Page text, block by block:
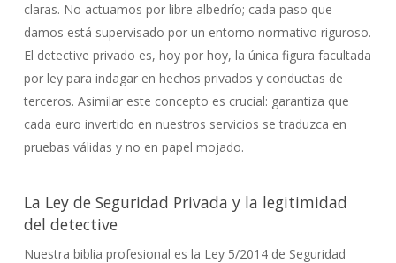
claras. No actuamos por libre albedrío; cada paso que
damos está supervisado por un entorno normativo riguroso.
El detective privado es, hoy por hoy, la única figura facultada
por ley para indagar en hechos privados y conductas de
terceros. Asimilar este concepto es crucial: garantiza que
cada euro invertido en nuestros servicios se traduzca en
pruebas válidas y no en papel mojado.
La Ley de Seguridad Privada y la legitimidad
del detective
Nuestra biblia profesional es la Ley 5/2014 de Seguridad